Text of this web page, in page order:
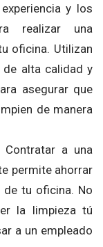
y los
realizar una
oficina. Utilizan
alta calidad y
asegurar que
de manera
Contratar a una
permite ahorrar
tu oficina. No
la limpieza tú
a un empleado